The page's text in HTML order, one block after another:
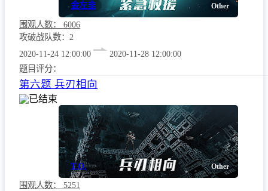
Other
金左韭
围观人数：
6006
攻破战队数：2
2020-11-24 12:00:00
2020-11-28 12:00:00
题目评分：
第六题 兵刃相向
已结束
Other
T.O.
围观人数：
5251